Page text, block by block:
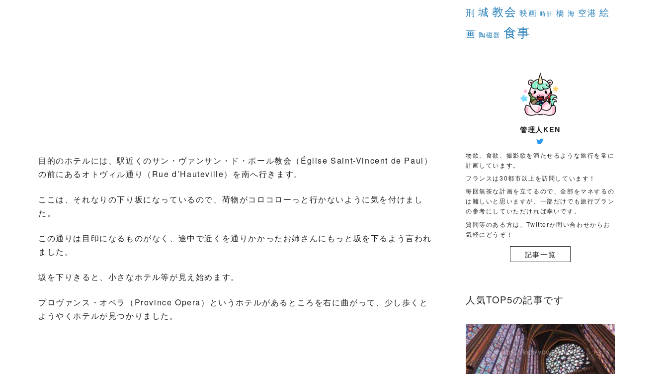
目的のホテルには、駅近くのサン・ヴァンサン・ド・ポール教会（Église Saint-Vincent de Paul）
の前にあるオトヴィル通り（Rue d’Hauteville）を南へ行きます。
ここは、それなりの下り坂になっているので、荷物がコロコローっと行かないように気を付けまし
た。
この通りは目印になるものがなく、途中で近くを通りかかったお姉さんにもっと坂を下るよう言われ
ました。
坂を下りきると、小さなホテル等が見え始めます。
プロヴァンス・オペラ（Province Opera）というホテルがあるところを右に曲がって、少し歩くと
ようやくホテルが見つかりました。
刑 城 教会 映画 時計 橋 海 空港 絵
画 陶磁器 食事
管理人KEN
物欲、食欲、撮影欲を満たせるような旅行を常に
計画しています。
フランスは30都市以上を訪問しています！
毎回無茶な計画を立てるので、全部をマネするの
は難しいと思いますが、一部だけでも旅行プラン
の参考にしていただければ幸いです。
質問等のある方は、Twitterか問い合わせからお
気軽にどうぞ！
記事一覧
人気TOP5の記事です
READ MORE